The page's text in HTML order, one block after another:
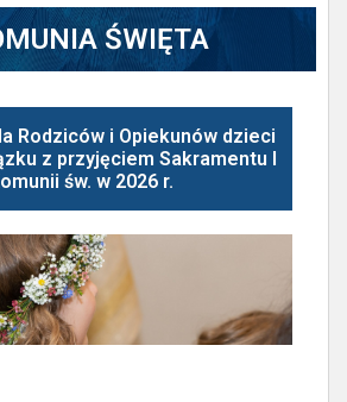
ŚWIĘTA
Rodziców i Opiekunów dzieci
z przyjęciem Sakramentu I
św. w 2026 r.